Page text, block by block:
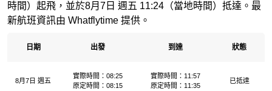
時間）起飛，並於8月7日 週五 11:24（當地時間）抵達。最
新航班資訊由 Whatflytime 提供。
日期 出發 到達 狀態
8月7日 週五
實際時間：08:25
原定時間：08:15
實際時間：11:57
原定時間：11:35
已抵達